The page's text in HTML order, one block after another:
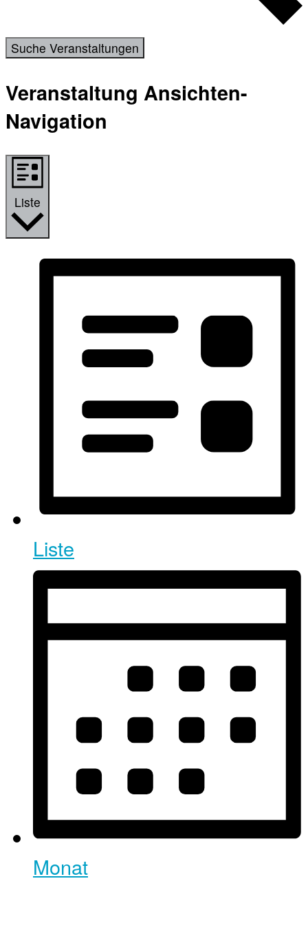
Suche Veranstaltungen
Veranstaltung Ansichten-
Navigation
Liste
Liste
Monat